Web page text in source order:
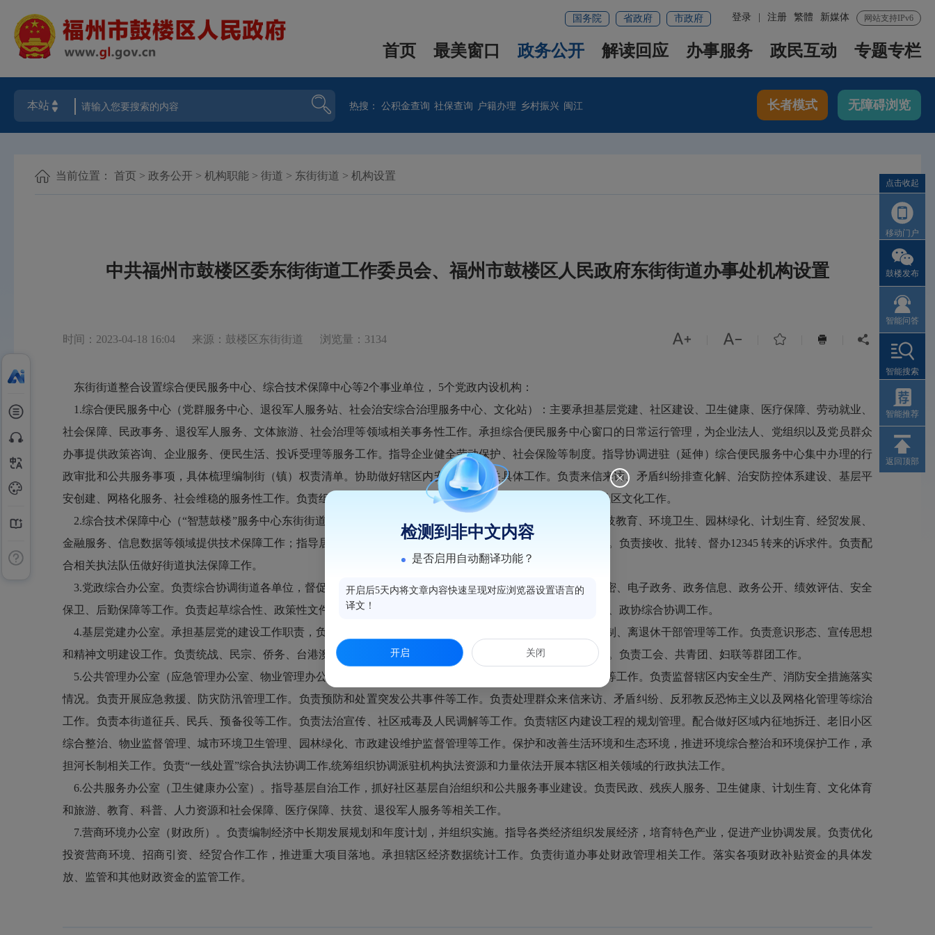
网站支持IPv6
新媒体
繁體
登录 注册
国务院 省政府 市政府
首页 最美窗口 政务公开 解读回应 办事服务 政民互动 专题专栏
热搜：公积金查询 社保查询 户籍办理 乡村振兴 闽江 长者模式 无障碍浏览
当前位置： 首页 > 政务公开 > 机构职能 > 街道 > 东街街道 > 机构设置
中共福州市鼓楼区委东街街道工作委员会、福州市鼓楼区人民政府东街街道办事处机构设置
时间：2023-04-18 16:04 来源：鼓楼区东街街道 浏览量：3134     
东街街道整合设置综合便民服务中心、综合技术保障中心等2个事业单位， 5个党政内设机构：
1.综合便民服务中心（党群服务中心、退役军人服务站、社会治安综合治理服务中心、文化站）：主要承担基层党建、社区建设、卫生健康、医疗保障、劳动就业、
社会保障、民政事务、退役军人服务、文体旅游、社会治理等领域相关事务性工作。承担综合便民服务中心窗口的日常运行管理，为企业法人、党组织以及党员群众
办事提供政策咨询、企业服务、便民生活、投诉受理等服务工作。指导企业健全劳动保护、社会保险等制度。指导协调进驻（延伸）综合便民服务中心集中办理的行
政审批和公共服务事项，具体梳理编制街（镇）权责清单。协助做好辖区内安全生产相关具体工作。负责来信来访、矛盾纠纷排查化解、治安防控体系建设、基层平
安创建、网格化服务、社会维稳的服务性工作。负责组织开展群众性文娱体育活动,做好文物的宣传保护，抓好社区文化工作。
2.综合技术保障中心（“智慧鼓楼”服务中心东街街道分中心）：主要承担卫生健康、自然资源、生态保护、科技教育、环境卫生、园林绿化、计划生育、经贸发展、
金融服务、信息数据等领域提供技术保障工作；指导居委会做好相关工作。负责街道审计、统计、年报具体工作。负责接收、批转、督办12345 转来的诉求件。负责配
合相关执法队伍做好街道执法保障工作。
3.党政综合办公室。负责综合协调街道各单位，督促重大事项的落实。承担会议组织和文电、机要、档案、保密、电子政务、政务信息、政务公开、绩效评估、安全
保卫、后勤保障等工作。负责起草综合性、政策性文件并组织制定和监督实施机关内部各项规章制度。承担人大、政协综合协调工作。
4.基层党建办公室。承担基层党的建设工作职责，负责基层党组织建设、党建带群团建设、人事人才、机构编制、离退休干部管理等工作。负责意识形态、宣传思想
和精神文明建设工作。负责统战、民宗、侨务、台港澳事务等工作。负责纪检监察、党风廉政建设和反腐败工作。负责工会、共青团、妇联等群团工作。
5.公共管理办公室（应急管理办公室、物业管理办公室）。负责平安建设、社会治安综合治理、维护社会稳定等工作。负责监督辖区内安全生产、消防安全措施落实
情况。负责开展应急救援、防灾防汛管理工作。负责预防和处置突发公共事件等工作。负责处理群众来信来访、矛盾纠纷、反邪教反恐怖主义以及网格化管理等综治
工作。负责本街道征兵、民兵、预备役等工作。负责法治宣传、社区戒毒及人民调解等工作。负责辖区内建设工程的规划管理。配合做好区域内征地拆迁、老旧小区
综合整治、物业监督管理、城市环境卫生管理、园林绿化、市政建设维护监督管理等工作。保护和改善生活环境和生态环境，推进环境综合整治和环境保护工作，承
担河长制相关工作。负责“一线处置”综合执法协调工作,统筹组织协调派驻机构执法资源和力量依法开展本辖区相关领域的行政执法工作。
6.公共服务办公室（卫生健康办公室）。指导基层自治工作，抓好社区基层自治组织和公共服务事业建设。负责民政、残疾人服务、卫生健康、计划生育、文化体育
和旅游、教育、科普、人力资源和社会保障、医疗保障、扶贫、退役军人服务等相关工作。
7.营商环境办公室（财政所）。负责编制经济中长期发展规划和年度计划，并组织实施。指导各类经济组织发展经济，培育特色产业，促进产业协调发展。负责优化
投资营商环境、招商引资、经贸合作工作，推进重大项目落地。承担辖区经济数据统计工作。负责街道办事处财政管理相关工作。落实各项财政补贴资金的具体发
放、监管和其他财政资金的监管工作。
点击收起
移动门户
鼓楼发布
智能问答
智能搜索
智能推荐
返回顶部
检测到非中文内容
是否启用自动翻译功能？
开启后5天内将文章内容快速呈现对应浏览器设置语言的
译文！
开启 关闭